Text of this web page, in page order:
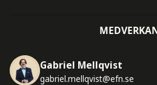
Gabriel Mellqvist
gabriel.mellqvist@efn.se